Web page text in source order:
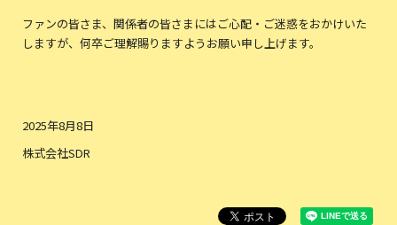
ファンの皆さま、関係者の皆さまにはご心配・ご迷惑をおかけいた
しますが、何卒ご理解賜りますようお願い申し上げます。
2025年8月8日
株式会社SDR